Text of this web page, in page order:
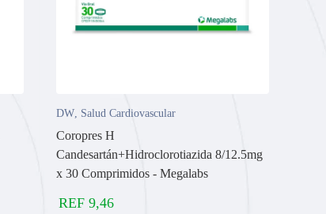
DW, Salud Cardiovascular
Coropres H
Candesartán+Hidroclorotiazida 8/12.5mg
x 30 Comprimidos - Megalabs
REF 9,46